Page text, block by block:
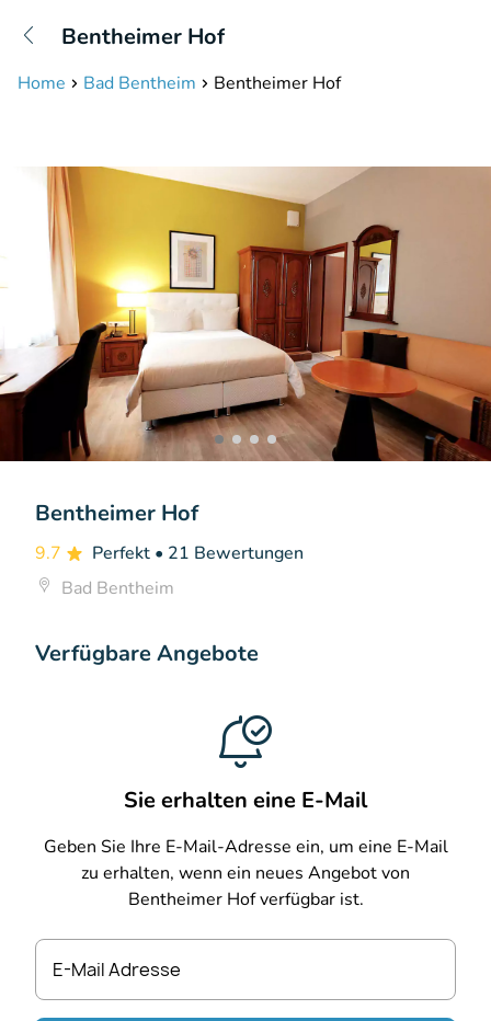
Erreichbar bis 23:00 Uhr (max 0,09€/Min)
Bentheimer Hof
Home Bad Bentheim Bentheimer Hof
Bentheimer Hof
9.7 Perfekt • 21 Bewertungen
Bad Bentheim
Verfügbare Angebote
Sie erhalten eine E-Mail
Geben Sie Ihre E-Mail-Adresse ein, um eine E-Mail
zu erhalten, wenn ein neues Angebot von
Bentheimer Hof verfügbar ist.
E-Mail Adresse